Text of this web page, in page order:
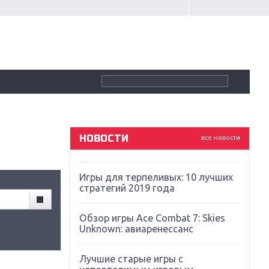
все новости
НОВОСТИ
Souls
Far Cry 5: хвалить нельзя ругать
Игры для терпеливых: 10 лучших
стратегий 2019 года
Обзор игры Ace Combat 7: Skies
Unknown: авиаренессанс
Лучшие старые игры с